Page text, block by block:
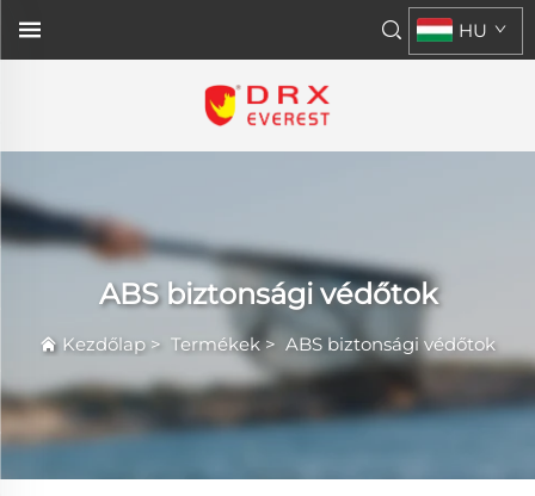
HU
ABS biztonsági védőtok
Kezdőlap > Termékek> ABS biztonsági védőtok